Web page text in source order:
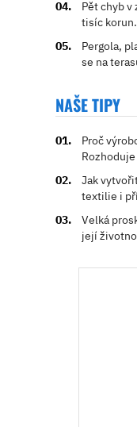
Pět chyb
tisíc
Pergola,
se na
NAŠE TIPY
Proč
Jak
textilie i
Velká
její